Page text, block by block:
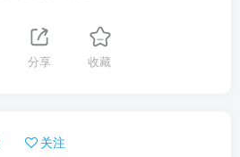
分享 收藏
关注